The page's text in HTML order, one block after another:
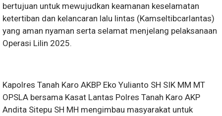
bertujuan untuk mewujudkan keamanan keselamatan
ketertiban dan kelancaran lalu lintas (Kamseltibcarlantas)
yang aman nyaman serta selamat menjelang pelaksanaan
Operasi Lilin 2025.
Kapolres Tanah Karo AKBP Eko Yulianto SH SIK MM MT
OPSLA bersama Kasat Lantas Polres Tanah Karo AKP
Andita Sitepu SH MH mengimbau masyarakat untuk